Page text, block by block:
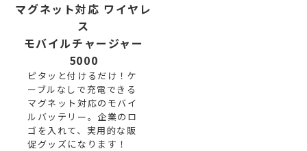
マグネット対応 ワイヤレ
ス
モバイルチャージャー
5000
ピタッと付けるだけ！ケ
ーブルなしで充電できる
マグネット対応のモバイ
ルバッテリー。企業のロ
ゴを入れて、実用的な販
促グッズになります！